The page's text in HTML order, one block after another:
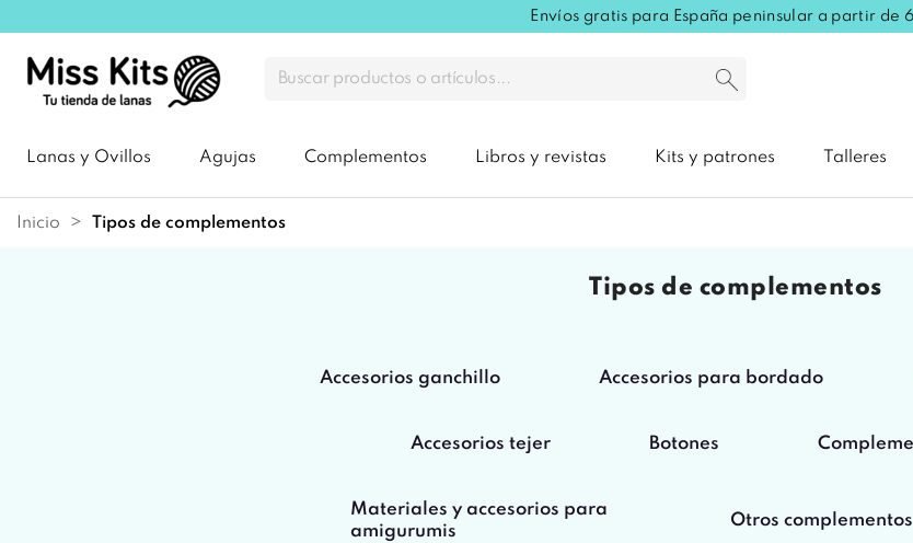
Envíos gratis para España peninsular a partir de
Lanas y Ovillos Agujas Complementos Libros y revistas Kits y patrones Talleres
Inicio tipos de complementos
tipos de complementos
Accesorios ganchillo Accesorios para bordado
Accesorios tejer Botones
Materiales y accesorios para
amigurumis
Otros complementos